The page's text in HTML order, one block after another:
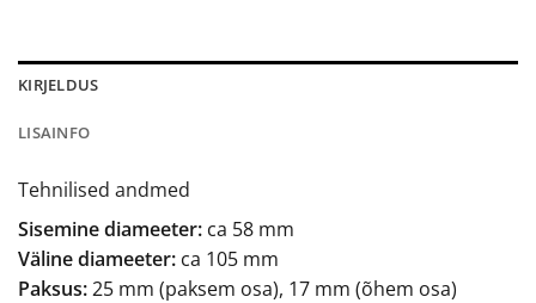
KIRJELDUS
LISAINFO
Tehnilised andmed
Sisemine diameeter: ca 58 mm
Väline diameeter: ca 105 mm
Paksus:25 mm (paksem osa), 17 mm (õhem osa)